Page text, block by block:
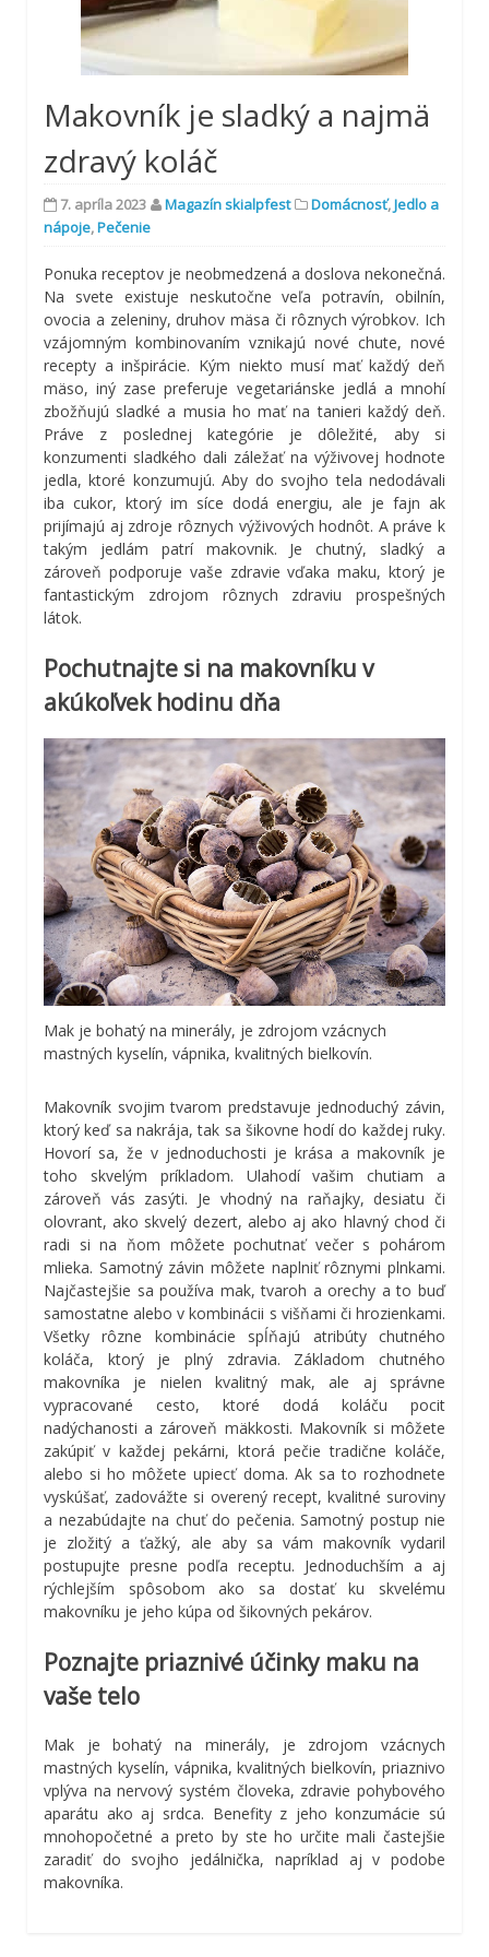
Makovník je sladký a najmä
zdravý koláč
7. apríla 2023 Magazín skialpfest Domácnosť,Jedlo a
nápoje,Pečenie
Ponuka receptov je neobmedzená a doslova nekonečná.
Na svete existuje neskutočne veľa potravín, obilnín,
ovocia a zeleniny, druhov mäsa či rôznych výrobkov. Ich
vzájomným kombinovaním vznikajú nové chute, nové
recepty a inšpirácie. Kým niekto musí mať každý deň
mäso, iný zase preferuje vegetariánske jedlá a mnohí
zbožňujú sladké a musia ho mať na tanieri každý deň.
Práve z poslednej kategórie je dôležité, aby si
konzumenti sladkého dali záležať na výživovej hodnote
jedla, ktoré konzumujú. Aby do svojho tela nedodávali
iba cukor, ktorý im síce dodá energiu, ale je fajn ak
prijímajú aj zdroje rôznych výživových hodnôt. A práve k
takým jedlám patrí makovnik. Je chutný, sladký a
zároveň podporuje vaše zdravie vďaka maku, ktorý je
fantastickým zdrojom rôznych zdraviu prospešných
látok.
Pochutnajte si na makovníku v
akúkoľvek hodinu dňa
Mak je bohatý na minerály, je zdrojom vzácnych
mastných kyselín, vápnika, kvalitných bielkovín.
Makovník svojim tvarom predstavuje jednoduchý závin,
ktorý keď sa nakrája, tak sa šikovne hodí do každej ruky.
Hovorí sa, že v jednoduchosti je krása a makovník je
toho skvelým príkladom. Ulahodí vašim chutiam a
zároveň vás zasýti. Je vhodný na raňajky, desiatu či
olovrant, ako skvelý dezert, alebo aj ako hlavný chod či
radi si na ňom môžete pochutnať večer s pohárom
mlieka. Samotný závin môžete naplniť rôznymi plnkami.
Najčastejšie sa používa mak, tvaroh a orechy a to buď
samostatne alebo v kombinácii s višňami či hrozienkami.
Všetky rôzne kombinácie spĺňajú atribúty chutného
koláča, ktorý je plný zdravia. Základom chutného
makovníka je nielen kvalitný mak, ale aj správne
vypracované cesto, ktoré dodá koláču pocit
nadýchanosti a zároveň mäkkosti. Makovník si môžete
zakúpiť v každej pekárni, ktorá pečie tradične koláče,
alebo si ho môžete upiecť doma. Ak sa to rozhodnete
vyskúšať, zadovážte si overený recept, kvalitné suroviny
a nezabúdajte na chuť do pečenia. Samotný postup nie
je zložitý a ťažký, ale aby sa vám makovník vydaril
postupujte presne podľa receptu. Jednoduchším a aj
rýchlejším spôsobom ako sa dostať ku skvelému
makovníku je jeho kúpa od šikovných pekárov.
Poznajte priaznivé účinky maku na
vaše telo
Mak je bohatý na minerály, je zdrojom vzácnych
mastných kyselín, vápnika, kvalitných bielkovín, priaznivo
vplýva na nervový systém človeka, zdravie pohybového
aparátu ako aj srdca. Benefity z jeho konzumácie sú
mnohopočetné a preto by ste ho určite mali častejšie
zaradiť do svojho jedálnička, napríklad aj v podobe
makovníka.